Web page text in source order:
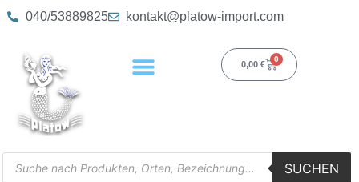
040/53889825 kontakt@platow-import.com
0,00 €
0
SUCHEN